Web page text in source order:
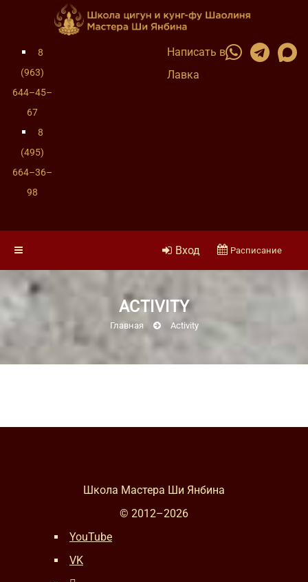
8
(963)
644–45–
67
8
(495)
664–36–
98
Написать в
Лавка
Вход Расписание
ACTIVITY
Главная Activity
Школа Мастера Ши Янбина
© 2012–2026
YouTube
VK